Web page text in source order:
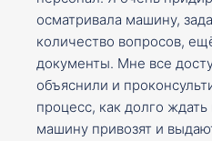
осматривала машину,
количество вопросов,
документы. Мне все
объяснили и
процесс, как долго
машину привозят и